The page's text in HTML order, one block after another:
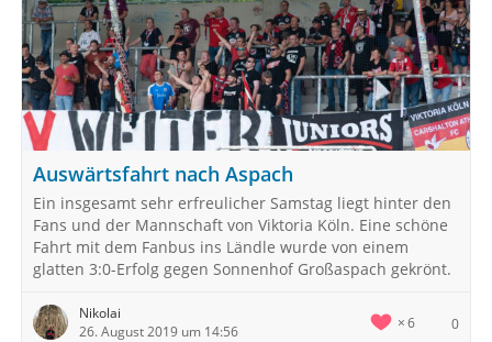
Auswärtsfahrt nach Aspach
Ein insgesamt sehr erfreulicher Samstag liegt hinter den
Fans und der Mannschaft von Viktoria Köln. Eine schöne
Fahrt mit dem Fanbus ins Ländle wurde von einem
glatten 3:0-Erfolg gegen Sonnenhof Großaspach gekrönt.
Nikolai
26. August 2019 um 14:56
6 0